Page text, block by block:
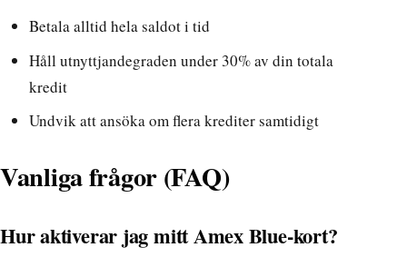
Betala alltid hela saldot i tid
Håll utnyttjandegraden under 30% av din totala
kredit
Undvik att ansöka om flera krediter samtidigt
Vanliga frågor (FAQ)
Hur aktiverar jag mitt Amex Blue-kort?